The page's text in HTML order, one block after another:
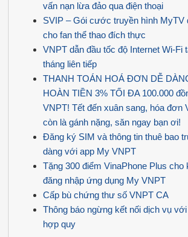
vấn nạn lừa đảo qua điện thoại
SVIP – Gói cước truyền hình MyTV
cho fan thể thao đích thực
VNPT dẫn đầu tốc độ Internet Wi-Fi
tháng liên tiếp
THANH TOÁN HOÁ ĐƠN DỄ
HOÀN TIỀN 3% TỐI ĐA 100.000
VNPT! Tết đến xuân sang, hóa đơn
còn là gánh nặng, săn ngay bạn ơi!
Đăng ký SIM và thông tin thuê bao
dàng với app My VNPT
Tặng 300 điểm VinaPhone Plus cho
đăng nhập ứng dụng My VNPT
Cấp bù chứng thư số VNPT CA
Thông báo ngừng kết nối dịch vụ
hợp quy